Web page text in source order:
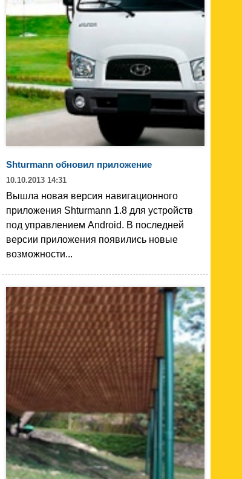
Shturmann обновил приложение
10.10.2013 14:31
Вышла новая версия навигационного
приложения Shturmann 1.8 для устройств
под управлением Android. В последней
версии приложения появились новые
возможности...